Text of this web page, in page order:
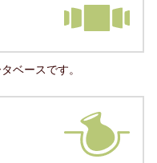
ベースです。